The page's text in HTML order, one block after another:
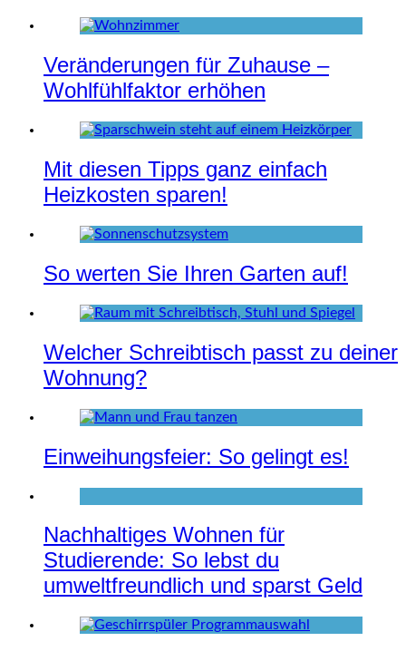
Veränderungen für Zuhause –
Wohlfühlfaktor erhöhen
Mit diesen Tipps ganz einfach
Heizkosten sparen!
So werten Sie Ihren Garten auf!
Welcher Schreibtisch passt zu deiner
Wohnung?
Einweihungsfeier: So gelingt es!
Nachhaltiges Wohnen für
Studierende: So lebst du
umweltfreundlich und sparst Geld